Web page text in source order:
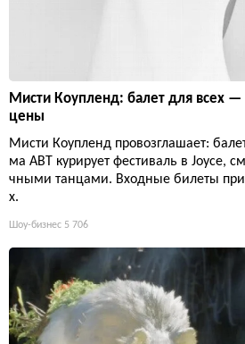
Мисти Коупленд: балет для всех —
цены
Мисти Коупленд провозглашает:
ма ABT курирует фестиваль в Joyce,
чными танцами. Входные билеты
х.
Шоу-бизнес 5 706